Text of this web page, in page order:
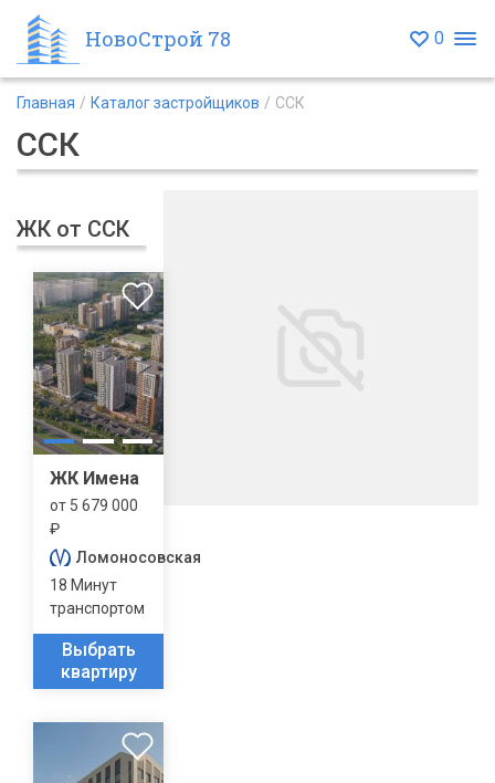
НовоСтрой 78 0
Главная Каталог застройщиков ССК
ССК
ЖК от ССК
ЖК Имена
от 5 679 000
₽
Ломоносовская
18 Минут
транспортом
Выбрать
квартиру